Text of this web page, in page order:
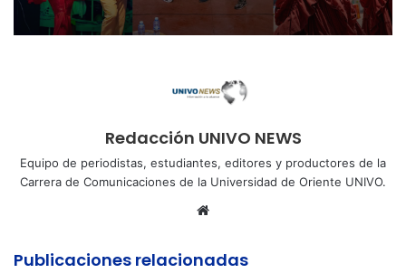
Redacción UNIVO NEWS
Equipo de periodistas, estudiantes, editores y productores de la
Carrera de Comunicaciones de la Universidad de Oriente UNIVO.
Sitio
Publicaciones relacionadas